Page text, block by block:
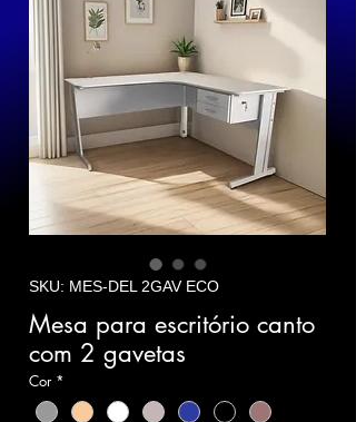
SKU: MES-DEL 2GAV ECO
Mesa para escritório canto
com 2 gavetas
Cor *